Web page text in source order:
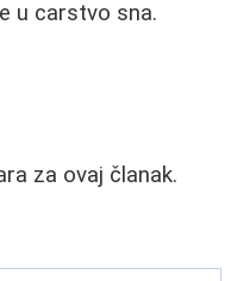
u carstvo sna.
za ovaj članak.